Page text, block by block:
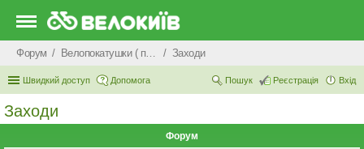
Форум Велопокатушки ( покатеньки), велопоходи, туризм. Заходи
Швидкий доступ Допомога Вхід
Реєстрація
Пошук
Заходи
Форум